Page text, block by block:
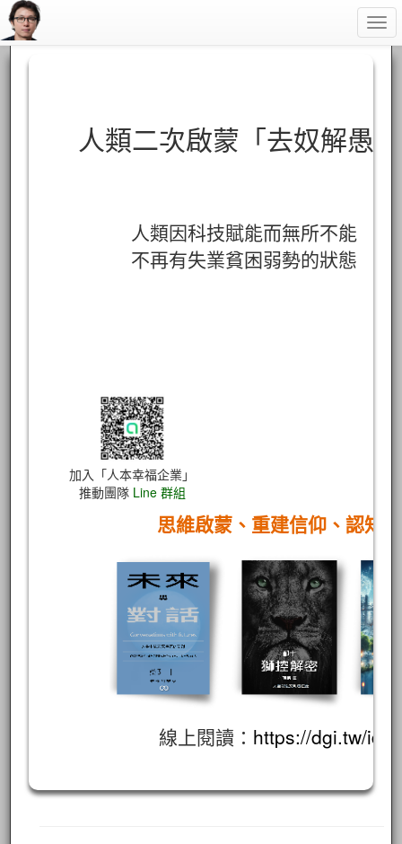
人類二次啟蒙「去奴解愚
人類因科技賦能而無所不能
不再有失業貧困弱勢的狀態
加入「人本幸福企業」
推動團隊 Line 群組
思維啟蒙、重建信仰、認知
線上閱讀： https://dgi.tw/id/